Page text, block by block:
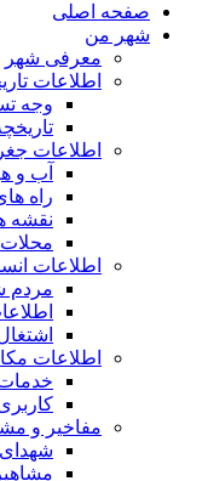
صفحه اصلی
شهر من
معرفی شهر
اطلاعات
وجه
اطلاعات
آب و هوا
راه های
نقشه ها
محلات
اطلاعات
مردم
اشتغال
اطلاعات
خدمات
کاربری
مفاخیر و
شهدای
مشاهیر